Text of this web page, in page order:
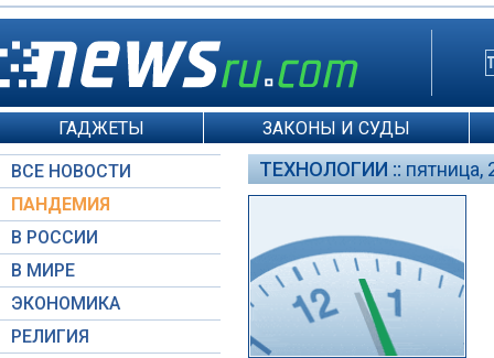
ГАДЖЕТЫ ЗАКОНЫ И СУДЫ
ВСЕ НОВОСТИ
ПАНДЕМИЯ
В РОССИИ
В МИРЕ
ЭКОНОМИКА
РЕЛИГИЯ
ТЕХНОЛОГИИ :: пятница,